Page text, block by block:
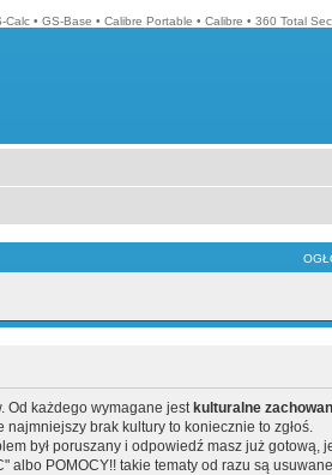
Calc • GS-Base • Calibre Portable • Calibre • 360 Total
Od każdego wymagane jest kulturalne
brak kultury to koniecznie to zgłoś.
był poruszany i odpowiedź masz już
POMOCY!! takie tematy od razu są